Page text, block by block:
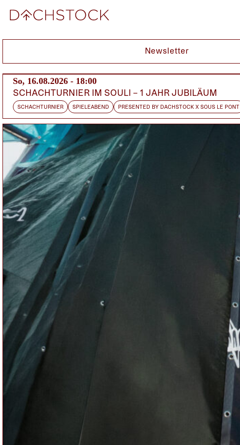
Newsletter
So, 16.08.2026 - 18:00
SCHACHTURNIER IM SOULI – 1 JAHR JUBILÄUM
SCHACHTURNIER SPIELEABEND PRESENTED BY DACHSTOCK X SOUS LE PONT